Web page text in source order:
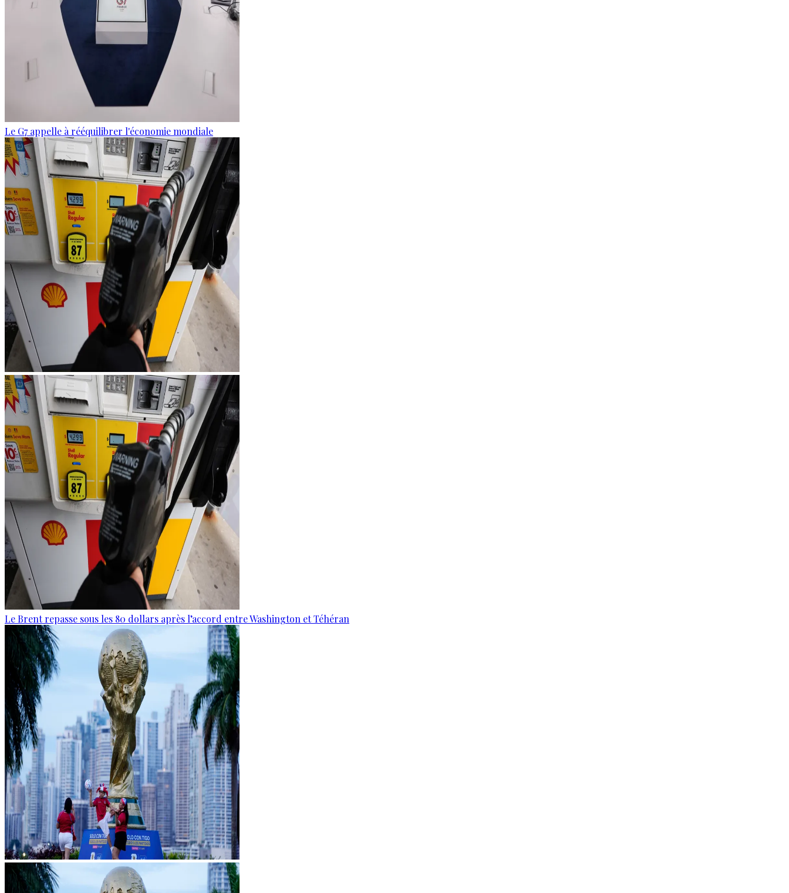
Le G7 appelle à rééquilibrer l'économie mondiale
Le Brent repasse sous les 80 dollars après l’accord entre Washington et Téhéran